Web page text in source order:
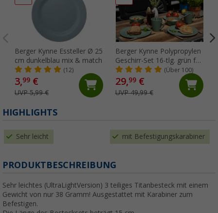
Berger Kynne Essteller Ø 25
cm dunkelblau mix & match
(12)
3,99 €
UVP 5,99 €
Berger Kynne Polypropylen
Geschirr-Set 16-tlg. grün für
4 Personen
(Über 100)
29,99€
UVP 49,99 €
HIGHLIGHTS
Sehr leicht mit Befestigungskarabiner
PRODUKTBESCHREIBUNG
Sehr leichtes (UltraLightVersion) 3 teiliges Titanbesteck mit einem
Gewicht von nur 38 Gramm! Ausgestattet mit Karabiner zum
Befestigen.